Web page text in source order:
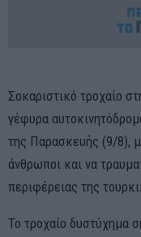
Σοκαριστικό τροχαίο
γέφυρα
της Παρασκευής (9/8),
άνθρωποι και να
περιφέρειας της
Το τροχαίο δυστύχημα